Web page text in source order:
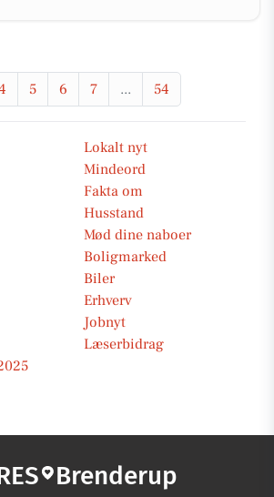
5 6 7 ... 54
Lokalt nyt
Mindeord
Fakta om
Husstand
Mød dine naboer
Boligmarked
Biler
Erhverv
Jobnyt
Læserbidrag
Brenderup